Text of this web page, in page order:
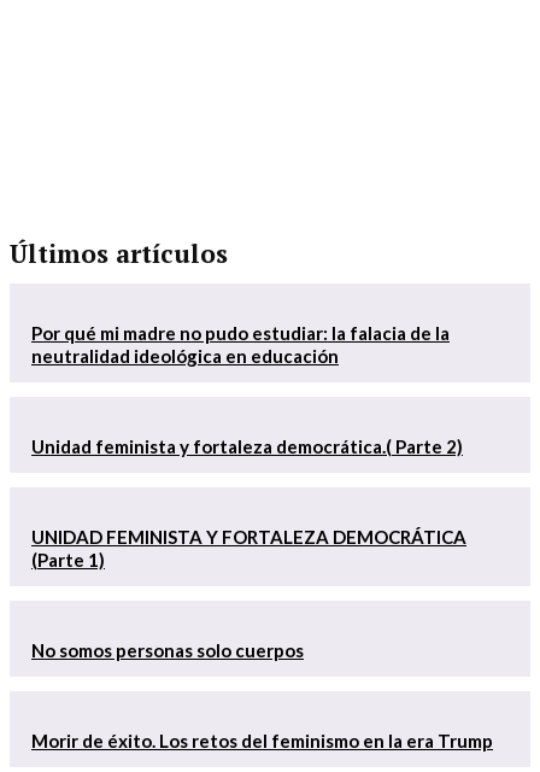
Últimos artículos
Por qué mi madre no pudo estudiar: la falacia de la
neutralidad ideológica en educación
Unidad feminista y fortaleza democrática.( Parte 2)
UNIDAD FEMINISTA Y FORTALEZA DEMOCRÁTICA
(Parte 1)
No somos personas solo cuerpos
Morir de éxito. Los retos del feminismo en la era Trump